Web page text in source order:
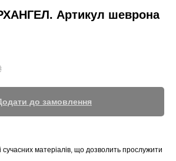
Артикул шеврона
до замовлення
сучасних матеріалів, що дозволить прослужити